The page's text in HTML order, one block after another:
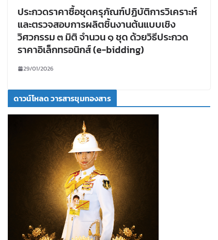
ประกวดราคาซื้อชุดครุภัณฑ์ปฏิบัติการวิเคราะห์
และตรวจสอบการผลิตชิ้นงานต้นแบบเชิง
วิศวกรรม ๓ มิติ จำนวน ๑ ชุด ด้วยวิธีประกวด
ราคาอิเล็กทรอนิกส์ (e-bidding)
29/01/2026
ดาวน์โหลด วารสารขุมทองสาร